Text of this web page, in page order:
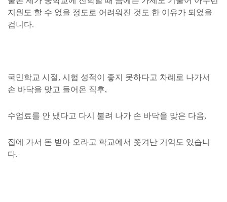
지원도 할 수 없을 정도로 어려워진 것도 한 이유가 되었을
겁니다.
국민학교 시절, 시험 성적이 좋지 못하다고 차례로 나가서
손 바닥을 맞고 들어온 직후,
수업료를 안 냈다고 다시 불려 나가 손 바닥을 맞은 다음,
집에 가서 돈 받아 오라고 학교에서 쫓겨난 기억도 있습니
다.